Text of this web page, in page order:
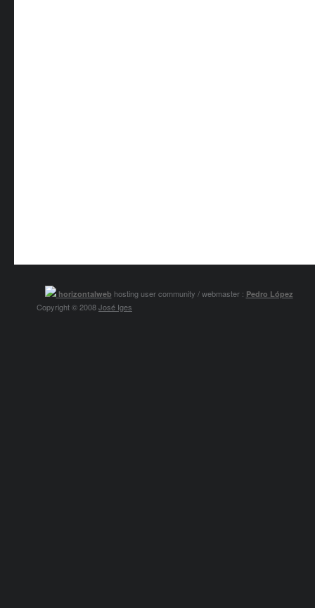
horizontalweb hosting user community / webmaster : Pedro López
Copyright © 2008José Iges